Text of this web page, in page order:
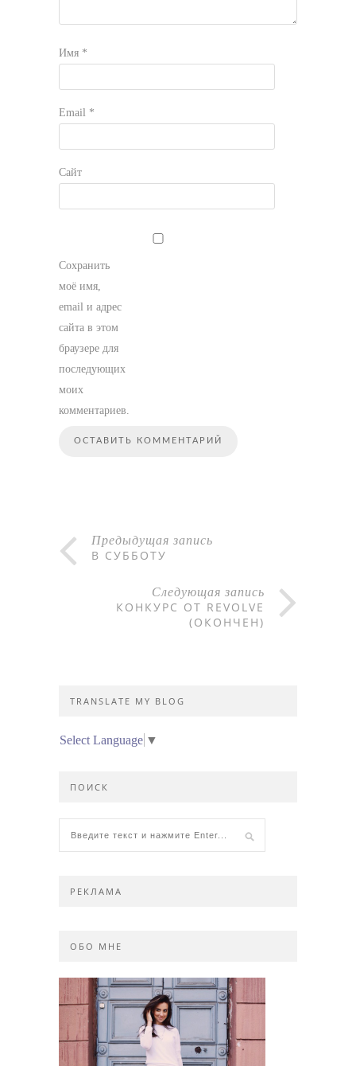
Имя *
Email *
Сайт
Сохранить
моё имя,
email и адрес
сайта в этом
браузере для
последующих
моих
комментариев.
Предыдущая запись
В СУББОТУ
Следующая запись
КОНКУРС ОТ REVOLVE
(ОКОНЧЕН)
TRANSLATE MY BLOG
Select Language ▼
ПОИСК
РЕКЛАМА
ОБО МНЕ